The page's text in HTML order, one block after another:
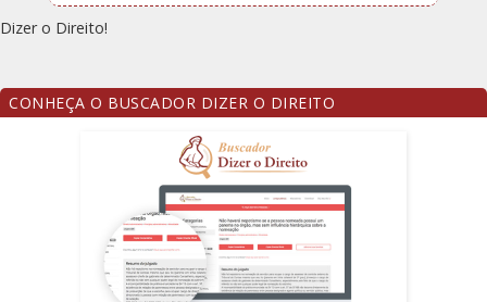
Dizer o Direito!
CONHEÇA O BUSCADOR DIZER O DIREITO